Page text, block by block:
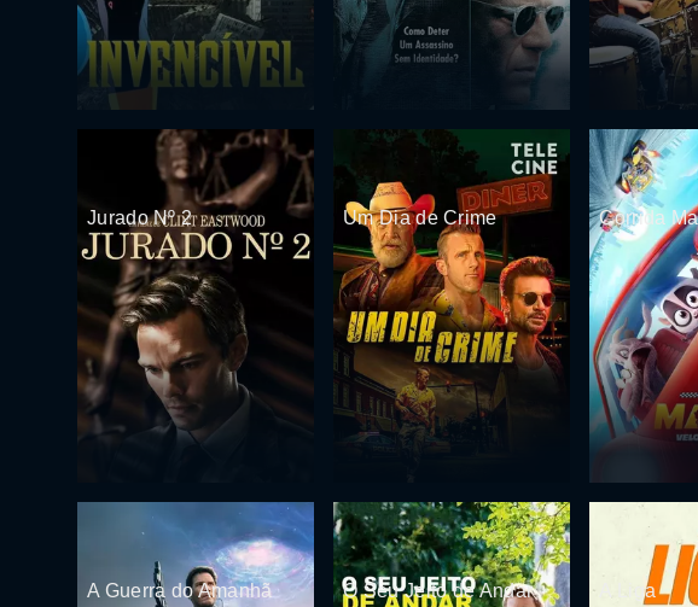
Jurado Nº 2 Um Dia de Crime Corrida
A Guerra do Amanhã O Seu Jeito de Andar A Liga